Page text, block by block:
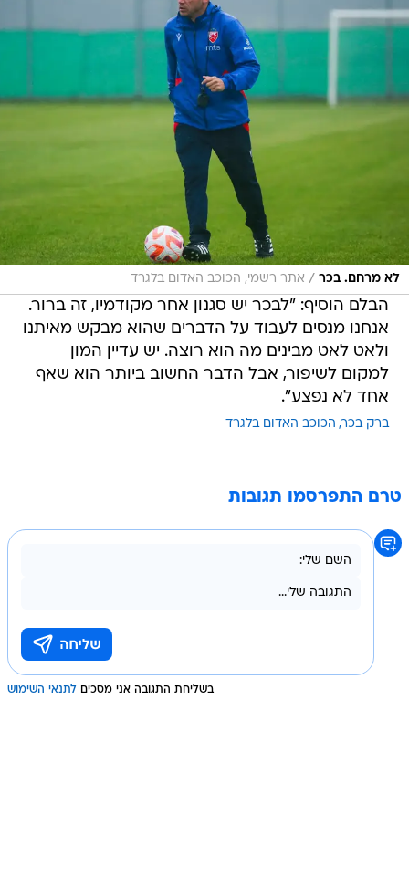
לא מרחם. בכר / אתר רשמי, הכוכב האדום בלגרד
הבלם הוסיף: "לבכר יש סגנון אחר מקודמיו, זה ברור.
אנחנו מנסים לעבוד על הדברים שהוא מבקש מאיתנו
ולאט לאט מבינים מה הוא רוצה. יש עדיין המון
למקום לשיפור, אבל הדבר החשוב ביותר הוא שאף
אחד לא נפצע".
ברק בכר הכוכב האדום בלגרד
טרם התפרסמו תגובות
בשליחת התגובה אני מסכים לתנאי השימוש